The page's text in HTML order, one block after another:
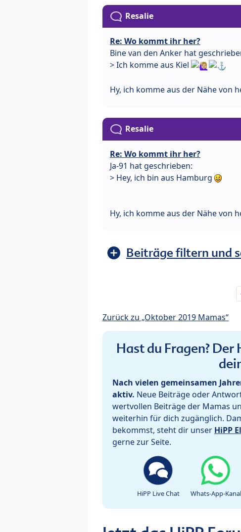
Resalie
Re: Wo kommt ihr her?
Bine van den Anker hat
> Ich komme aus Kiel
Hy, ich komme aus der Nähe von
Resalie
Re: Wo kommt ihr her?
Ja-91 hat geschrieben:
> Hey, ich bin aus Hamburg
Hy, ich komme aus der Nähe von
Beiträge filtern und
Zurück zu „Oktober 2019 Mamas“
Hast du Fragen?
Nach vielen gemeinsamen
aktiv. Neue Beiträge oder
wertvollen Beiträge der Mamas
weiterhin für dich zugänglich.
bekommst, steht dir unser HiPP
gerne zur Seite.
HiPP Live Chat Whats-App-Kanal